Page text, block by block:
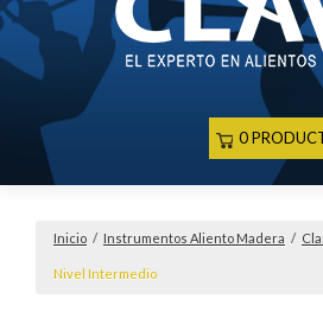
0
Inicio / Instrumentos Aliento Madera /
Nivel Intermedio